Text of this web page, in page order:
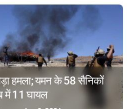
बड़ा हमला; यमन के 58 सैनिकों
में 11 घायल